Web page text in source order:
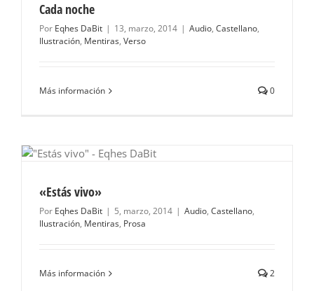
Cada noche
Por Eqhes DaBit | 13, marzo, 2014 | Audio, Castellano,
Ilustración, Mentiras, Verso
Más información 0
«Estás vivo»
Por Eqhes DaBit | 5, marzo, 2014 | Audio, Castellano,
Ilustración, Mentiras, Prosa
Más información 2